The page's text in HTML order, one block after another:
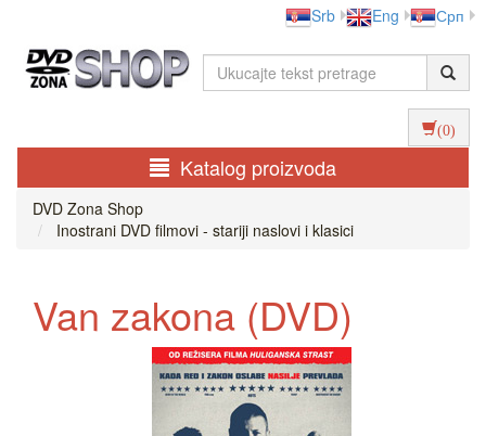
Srb Eng Срп
(0)
Katalog proizvoda
DVD Zona Shop
Inostrani DVD filmovi - stariji naslovi i klasici
Van zakona (DVD)